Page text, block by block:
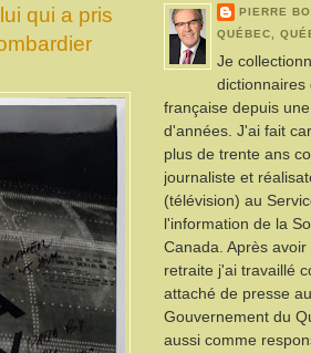
qui a pris
PIERRE
QUÉBEC,
Je
dictionnaires
française depuis
d'années. J'ai fait
plus de trente ans
journaliste et
(télévision) au
l'information de la
Canada. Après avoir
retraite j'ai travaillé
attaché de presse au
Gouvernement du
aussi comme